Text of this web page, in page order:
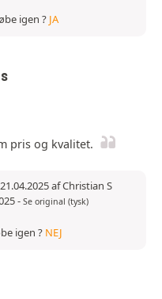
igen ? JA
pris og kvalitet.
af Christian S
- Se original (tysk)
igen ? NEJ